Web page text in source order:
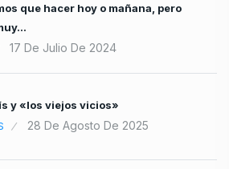
que hacer hoy o mañana, pero
17 De Julio De 2024
y «los viejos vicios»
28 De Agosto De 2025